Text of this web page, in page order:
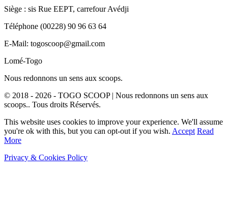
Siège : sis Rue EEPT, carrefour Avédji
Téléphone (00228) 90 96 63 64
E-Mail: togoscoop@gmail.com
Lomé-Togo
Nous redonnons un sens aux scoops.
© 2018 - 2026 - TOGO SCOOP | Nous redonnons un sens aux
scoops.. Tous droits Réservés.
This website uses cookies to improve your experience. We'll assume
you're ok with this, but you can opt-out if you wish. Accept Read
More
Privacy & Cookies Policy